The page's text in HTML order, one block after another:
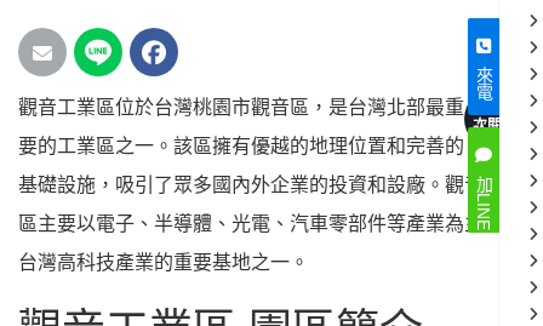
來電
加LINE
次閱讀
觀音工業區位於台灣桃園市觀音區，是台灣北部最重
要的工業區之一。該區擁有優越的地理位置和完善的
基礎設施，吸引了眾多國內外企業的投資和設廠。觀音工業
區主要以電子、半導體、光電、汽車零部件等產業為主，是
台灣高科技產業的重要基地之一。